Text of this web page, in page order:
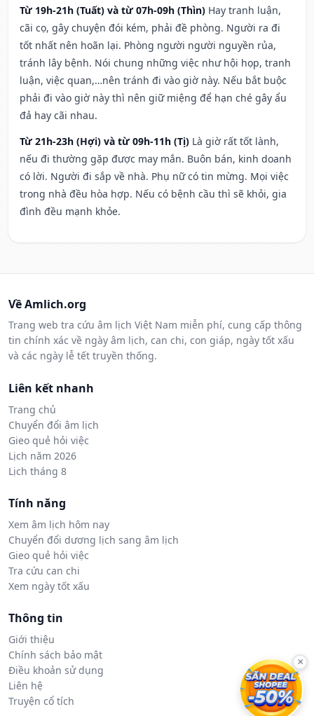
Từ 19h-21h (Tuất) và từ 07h-09h (Thìn) Hay tranh luận,
cãi cọ, gây chuyện đói kém, phải đề phòng. Người ra đi
tốt nhất nên hoãn lại. Phòng người người nguyền rủa,
tránh lây bệnh. Nói chung những việc như hội họp, tranh
luận, việc quan,…nên tránh đi vào giờ này. Nếu bắt buộc
phải đi vào giờ này thì nên giữ miệng để hạn ché gây ẩu
đả hay cãi nhau.
Từ 21h-23h (Hợi) và từ 09h-11h (Tị) Là giờ rất tốt lành,
nếu đi thường gặp được may mắn. Buôn bán, kinh doanh
có lời. Người đi sắp về nhà. Phụ nữ có tin mừng. Mọi việc
trong nhà đều hòa hợp. Nếu có bệnh cầu thì sẽ khỏi, gia
đình đều mạnh khỏe.
Về Amlich.org
Trang web tra cứu âm lịch Việt Nam miễn phí, cung cấp thông
tin chính xác về ngày âm lịch, can chi, con giáp, ngày tốt xấu
và các ngày lễ tết truyền thống.
Liên kết nhanh
Trang chủ
Chuyển đổi âm lịch
Gieo quẻ hỏi việc
Lịch năm 2026
Lịch tháng 8
Tính năng
Xem âm lịch hôm nay
Chuyển đổi dương lịch sang âm lịch
Gieo quẻ hỏi việc
Tra cứu can chi
Xem ngày tốt xấu
Thông tin
Giới thiệu
Chính sách bảo mật
Điều khoản sử dụng
Liên hệ
Truyện cổ tích
×